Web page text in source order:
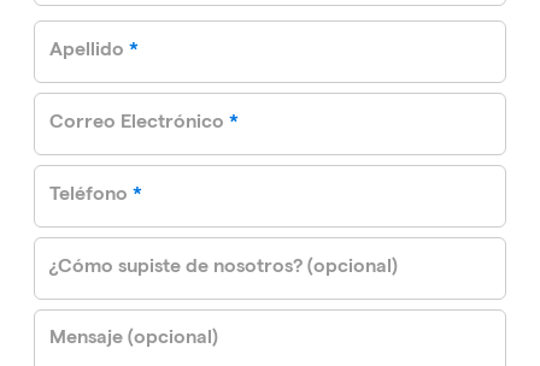
Apellido *required
Correo Electrónico *required
Teléfono *required
¿Cómo supiste de nosotros? (opcional)
Mensaje (opcional)